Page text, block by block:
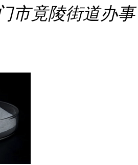
市竟陵街道办事